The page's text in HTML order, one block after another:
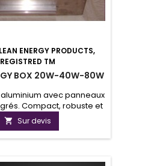
ENERGY PRODUCTS,
REGISTRED TM
BOX 20W-40W-80W
avec panneaux
Compact, robuste et
nos Clean Energy Box
de nombreux
qui consomment peu
Box est la solution
 Sur devis